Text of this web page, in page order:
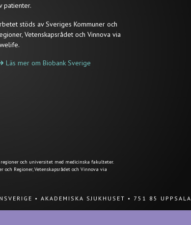
patienter.
stöds av Sveriges Kommuner och
Vetenskapsrådet och Vinnova via
Läs mer om Biobank Sverige
och universitet med medicinska fakulteter.
och Regioner, Vetenskapsrådet och Vinnova via
• AKADEMISKA SJUKHUSET • 751 85 UPPSALA